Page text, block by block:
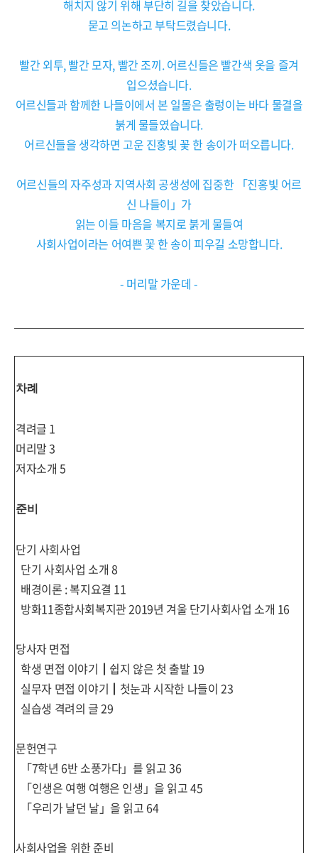
해치지 않기 위해 부단히 길을 찾았습니다.
묻고 의논하고 부탁드렸습니다.
빨간 외투, 빨간 모자, 빨간 조끼. 어르신들은 빨간색 옷을 즐겨
입으셨습니다.
어르신들과 함께한 나들이에서 본 일몰은 출렁이는 바다 물결을
붉게 물들였습니다.
어르신들을 생각하면 고운 진홍빛 꽃 한 송이가 떠오릅니다.
어르신들의 자주성과 지역사회 공생성에 집중한 「진홍빛 어르
신 나들이」가
읽는 이들 마음을 복지로 붉게 물들여
사회사업이라는 어여쁜 꽃 한 송이 피우길 소망합니다.
- 머리말 가운데 -
차례
격려글 1
머리말3
저자소개 5
준비
단기 사회사업
단기 사회사업 소개 8
배경이론 :복지요결 11
방화11종합사회복지관2019년 겨울 단기사회사업 소개 16
당사자 면접
학생 면접 이야기 ┃ 쉽지 않은 첫 출발 19
실무자 면접 이야기 ┃ 첫눈과 시작한 나들이 23
실습생 격려의 글29
문헌연구
「7학년 6반 소풍가다」 를 읽고36
「인생은 여행 여행은 인생 」을 읽고45
「우리가 날던 날 」을 읽고 64
사회사업을 위한 준비